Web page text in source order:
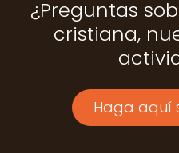
¿Preguntas
cristiana,
Haga aquí